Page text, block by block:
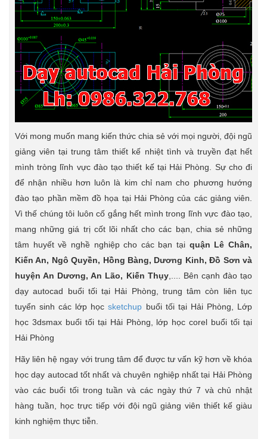
Với mong muốn mang kiến thức chia sẻ với mọi người, đội ngũ
giảng viên tại trung tâm thiết kế nhiệt tình và truyền đạt hết
mình tròng lĩnh vực đào tạo thiết kế tại Hải Phòng. Sự cho đi
để nhận nhiều hơn luôn là kim chỉ nam cho phương hướng
đào tạo phần mềm đồ họa tại Hải Phòng của các giảng viên.
Vì thế chúng tôi luôn cố gắng hết mình trong lĩnh vực đào tạo,
mang những giá trị cốt lõi nhất cho các bạn, chia sẻ những
tâm huyết về nghề nghiệp cho các bạn tại quận Lê Chân,
Kiến An, Ngô Quyền, Hồng Bàng, Dương Kinh, Đồ Sơn và
huyện An Dương, An Lão, Kiến Thụy,.... Bên cạnh đào tạo
dạy autocad buổi tối tại Hải Phòng, trung tâm còn liên tục
tuyển sinh các lớp họcsketchup buổi tối tại Hải Phòng, Lớp
học 3dsmax buổi tối tại Hải Phòng, lớp học corel buổi tối tại
Hải Phòng
Hãy liên hệ ngay với trung tâm để được tư vấn kỹ hơn về khóa
học dạy autocad tốt nhất và chuyên nghiệp nhất tại Hải Phòng
vào các buổi tối trong tuần và các ngày thứ 7 và chủ nhật
hàng tuần, học trực tiếp với đội ngũ giảng viên thiết kế giàu
kinh nghiệm thực tiễn.